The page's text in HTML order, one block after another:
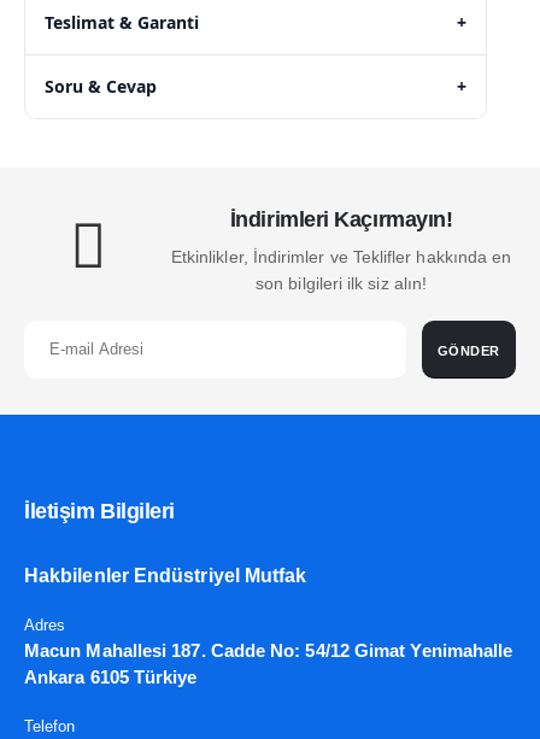
Teslimat & Garanti +
Soru & Cevap +
İndirimleri Kaçırmayın!
Etkinlikler, İndirimler ve Teklifler hakkında en
son bilgileri ilk siz alın!
GÖNDER
İletişim Bilgileri
Hakbilenler Endüstriyel Mutfak
Adres
Macun Mahallesi 187. Cadde No: 54/12 Gimat Yenimahalle
Ankara 6105 Türkiye
Telefon